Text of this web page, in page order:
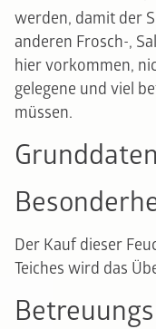
werden, damit der
anderen Frosch-,
hier vorkommen,
gelegene und viel
müssen.
Grunddaten
Der Kauf dieser
Teiches wird das